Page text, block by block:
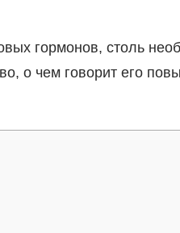
гормонов, столь
о чем говорит его